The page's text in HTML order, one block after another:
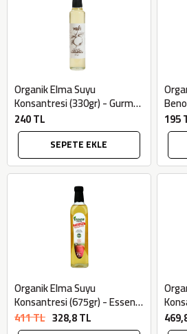
Organik Elma Suyu
Konsantresi (330gr) - Gurme
Market
240 TL
SEPETE EKLE
195
Organik Elma Suyu
Konsantresi (675gr) - Essen
Organik
411 TL 328,8 TL